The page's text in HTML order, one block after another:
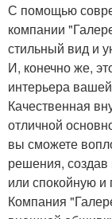
С помощью
компании
стильный вид и
И, конечно же,
интерьера
Качественная
отличной
вы сможете
решения, создав
или спокойную
Компания